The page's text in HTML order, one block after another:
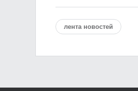
лента новостей